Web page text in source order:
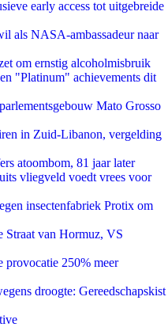
early access tot uitgebreide
als NASA-ambassadeur naar
om ernstig alcoholmisbruik
"Platinum" achievements dit
Mato Grosso
in Zuid-Libanon, vergelding
atoombom, 81 jaar later
vliegveld voedt vrees voor
insectenfabriek Protix om
Straat van Hormuz, VS
provocatie 250% meer
droogte: Gereedschapskist